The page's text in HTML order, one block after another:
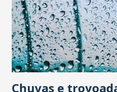
instituição através de diversas
eventos que tocam a alma da
Comunidade Shalom estiver
comunicado à imprensa e peço
a mesma estima que a mim foi
Chuvas e